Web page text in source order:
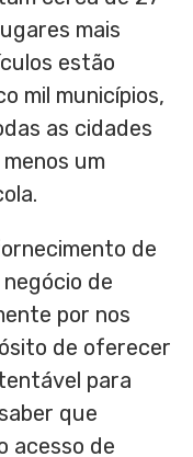
mais
estão
mil municípios,
as cidades
um
de
de
por nos
de oferecer
para
que
acesso de